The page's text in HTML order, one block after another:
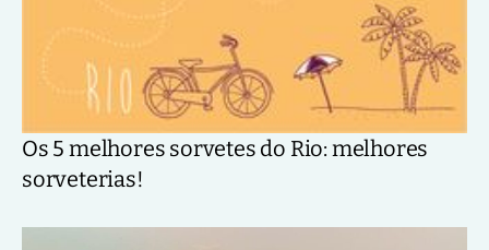
Os 5 melhores sorvetes do Rio: melhores
sorveterias!